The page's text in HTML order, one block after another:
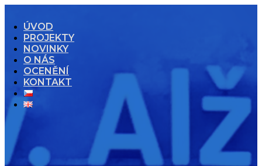
ÚVOD
PROJEKTY
NOVINKY
O NÁS
OCENĚNÍ
KONTAKT